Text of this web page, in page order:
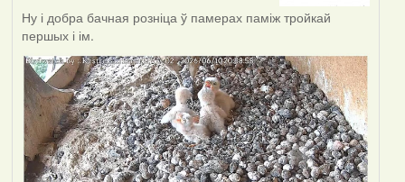
Ну і добра бачная розніца ў памерах паміж тройкай
першых і ім.